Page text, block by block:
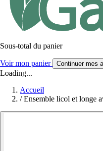
Sous-total du panier
Voir mon panier Continuer mes
Loading...
Accueil
/ Ensemble licol et longe